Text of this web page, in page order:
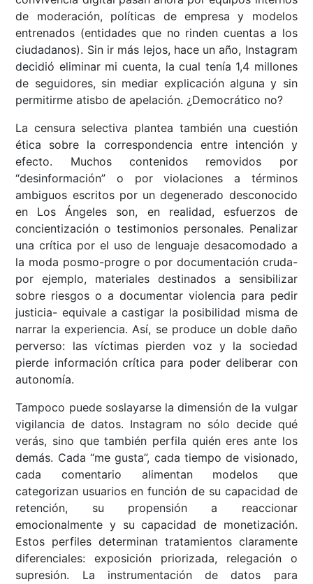
de moderación, políticas de empresa y modelos
entrenados (entidades que no rinden cuentas a los
ciudadanos). Sin ir más lejos, hace un año, Instagram
decidió eliminar mi cuenta, la cual tenía 1,4 millones
de seguidores, sin mediar explicación alguna y sin
permitirme atisbo de apelación. ¿Democrático no?
La censura selectiva plantea también una cuestión
ética sobre la correspondencia entre intención y
efecto. Muchos contenidos removidos por
“desinformación” o por violaciones a términos
ambiguos escritos por un degenerado desconocido
en Los Ángeles son, en realidad, esfuerzos de
concientización o testimonios personales. Penalizar
una crítica por el uso de lenguaje desacomodado a
la moda posmo-progre o por documentación cruda-
por ejemplo, materiales destinados a sensibilizar
sobre riesgos o a documentar violencia para pedir
justicia- equivale a castigar la posibilidad misma de
narrar la experiencia. Así, se produce un doble daño
perverso: las víctimas pierden voz y la sociedad
pierde información crítica para poder deliberar con
autonomía.
Tampoco puede soslayarse la dimensión de la vulgar
vigilancia de datos. Instagram no sólo decide qué
verás, sino que también perfila quién eres ante los
demás. Cada “me gusta”, cada tiempo de visionado,
cada comentario alimentan modelos que
categorizan usuarios en función de su capacidad de
retención, su propensión a reaccionar
emocionalmente y su capacidad de monetización.
Estos perfiles determinan tratamientos claramente
diferenciales: exposición priorizada, relegación o
supresión. La instrumentación de datos para